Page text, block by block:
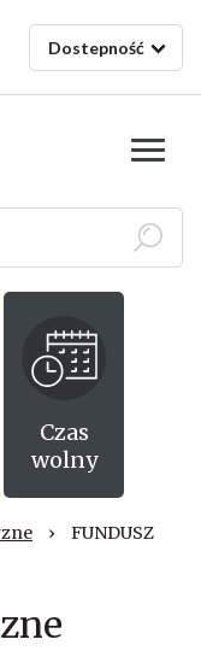
Dostepność
Szukaj
Czas
wolny
›
FUNDUSZ